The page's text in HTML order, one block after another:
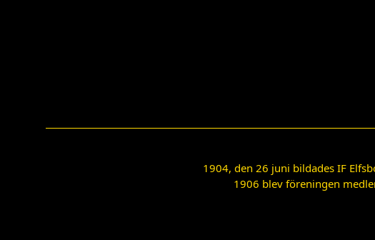
1904, den 26 juni bildades IF
1906 blev föreningen